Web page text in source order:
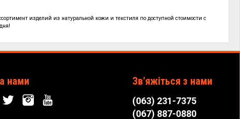
изделий из натуральной кожи и текстиля подоступной стоимости с
нами Зв'яжіться з нами
(063) 231-7375
(067) 887-0880